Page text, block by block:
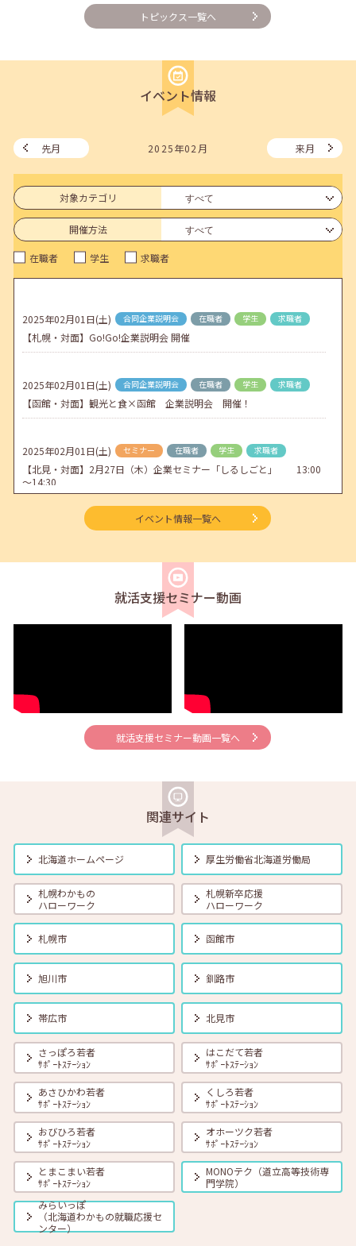
2026年07月01日(水) 企業向け
企業様向けセミナー「現場を巻き込む！人事のための『越境人材育
jobcafeからのお知らせ
7月のセミナー情報を公開いたしました。
メールカウンセリング、就職決定報告フォーム復旧いたしました。
2026年05月25日(月) jobcafeからのお知らせ
6月のセミナー情報を公開いたしました。
2026年05月01日(金) jobcafeからのお知らせ
連休前後（ゴールデンウィーク）のメールキャリア・アドバイス対応
についてのお知らせ
2026年04月02日(木) jobcafeからのお知らせ
トピックス一覧へ
イベント情報
先月 2025年02月 来月
対象カテゴリ
開催方法
在職者 学生 求職者
2025年02月01日(土) 合同企業説明会 在職者 学生 求職者
【札幌・対面】Go!Go!企業説明会 開催
2025年02月01日(土) 合同企業説明会 在職者 学生 求職者
【函館・対面】観光と食×函館 企業説明会 開催！
2025年02月01日(土) セミナー 在職者 学生 求職者
【北見・対面】2月27日（木）企業セミナー「しるしごと」 13:00
～14:30
2025年02月01日(土) セミナー 学生
セミナー 在職者 学生
【函館・対面】2月5日（水）就勝塾 落ち込んだ気分をコントロール
する方法 13:30～14:30
【北見・対面】2月5日（水）就勝塾 「職業興味検査」 13:30～
14:30
2025年02月01日(土) セミナー 在職者 学生 求職者
きれいな字を書く法則～ 11:00～11:40
在職者
【釧路・対面】2月6日（木）就勝塾 仕事で使えるWord講座
13:30~15:00
2025年02月01日(土) 学生 求職者
【札幌・対面】2月7日（金）面接力UP！本番で役立つ面接練習
11:00～11:45
学生
【北見・対面】2月13日（木）就勝塾 仕事ダンドリ術！ 13:30～
14:30
2025年02月01日(土) 学生 求職者
【釧路・対面】2月13日（木）就勝塾 仕事で使えるExcel講座
13:30~15:00
2025年02月01日(土) 在職者 学生 求職者
【帯広・対面】2月13日（木）就勝塾 自己分析～自分を知って就職活
動～ 14:00～14:40
2025年02月01日(土) セミナー
イベント情報一覧へ
就活支援セミナー動画
就活支援セミナー動画一覧へ
関連サイト
北海道ホームページ 厚生労働省北海道労働局
札幌わかもの
ハローワーク
札幌新卒応援
ハローワーク
札幌市 函館市
旭川市 釧路市
帯広市 北見市
さっぽろ若者
ｻﾎﾟｰﾄｽﾃｰｼｮﾝ
はこだて若者
ｻﾎﾟｰﾄｽﾃｰｼｮﾝ
あさひかわ若者
ｻﾎﾟｰﾄｽﾃｰｼｮﾝ
くしろ若者
ｻﾎﾟｰﾄｽﾃｰｼｮﾝ
おびひろ若者
ｻﾎﾟｰﾄｽﾃｰｼｮﾝ
オホーツク若者
ｻﾎﾟｰﾄｽﾃｰｼｮﾝ
とまこまい若者
ｻﾎﾟｰﾄｽﾃｰｼｮﾝ
MONOテク（道立高等技術専
門学院）
みらいっぽ
（北海道わかもの就職応援セ
ンター）